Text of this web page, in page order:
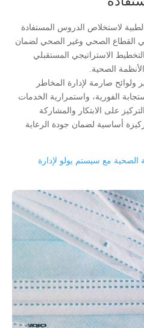
لاستخلاص الدروس المستفادة
القطاع الصحي وغير الصحي لضمان
الاستراتيجي المستقبلي
الصحية.
ولوائح صارمة لإدارة المخاطر
الفورية، واستمرارية الخدمات
على الابتكار والمشاركة
أساسية لضمان جودة الرعاية
الصحية مع سيستم يولو لإدارة